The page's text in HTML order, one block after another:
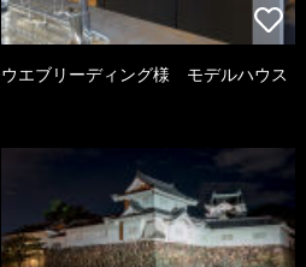
ウエブリーディング様 モデルハウス